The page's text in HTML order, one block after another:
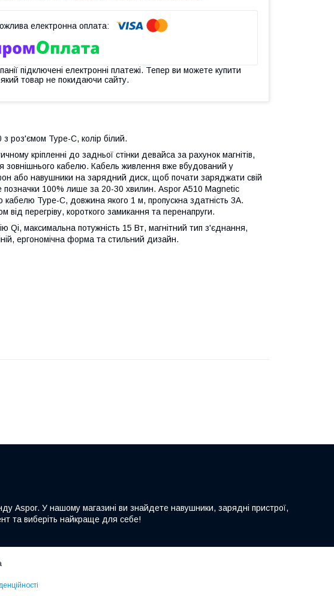
підключені електронні платежі. Тепер ви можете купити
товар не покидаючи сайту.
роз'ємом Type-C, колір білий.
кріпленні до задньої стінки девайса за рахунок магнітів,
кабелю. Кабель живлення вже вбудований у
або навушники на зарядний диск, щоб почати заряджати свій
100% лише за 20-30 хвилин. Aspor A510 Magnetic
Type-C, довжина якого 1 м, пропускна здатність 3А.
перегріву, короткого замикання та перенапруги.
Qi, максимальна потужність 15 Вт, магнітний тип з'єднання,
ергономічна форма та стильний дизайн.
Aspor. У нашому магазині ви знайдете навушники, зарядні пристрої,
та виберіть найкраще для себе!